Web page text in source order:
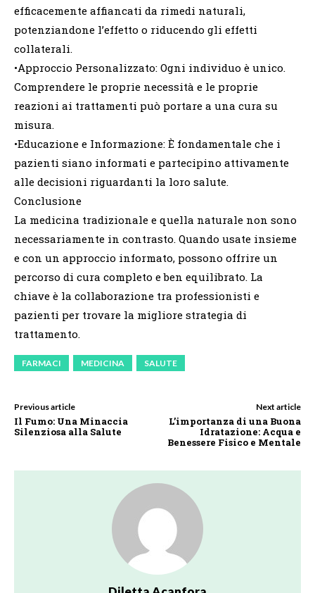
efficacemente affiancati da rimedi naturali,
potenziandone l’effetto o riducendo gli effetti
collaterali.
•Approccio Personalizzato: Ogni individuo è unico.
Comprendere le proprie necessità e le proprie
reazioni ai trattamenti può portare a una cura su
misura.
•Educazione e Informazione: È fondamentale che i
pazienti siano informati e partecipino attivamente
alle decisioni riguardanti la loro salute.
Conclusione
La medicina tradizionale e quella naturale non sono
necessariamente in contrasto. Quando usate insieme
e con un approccio informato, possono offrire un
percorso di cura completo e ben equilibrato. La
chiave è la collaborazione tra professionisti e
pazienti per trovare la migliore strategia di
trattamento.
FARMACI MEDICINA SALUTE
Previous article
Il Fumo: Una Minaccia
Silenziosa alla Salute
Next article
L’importanza di una Buona
Idratazione: Acqua e
Benessere Fisico e Mentale